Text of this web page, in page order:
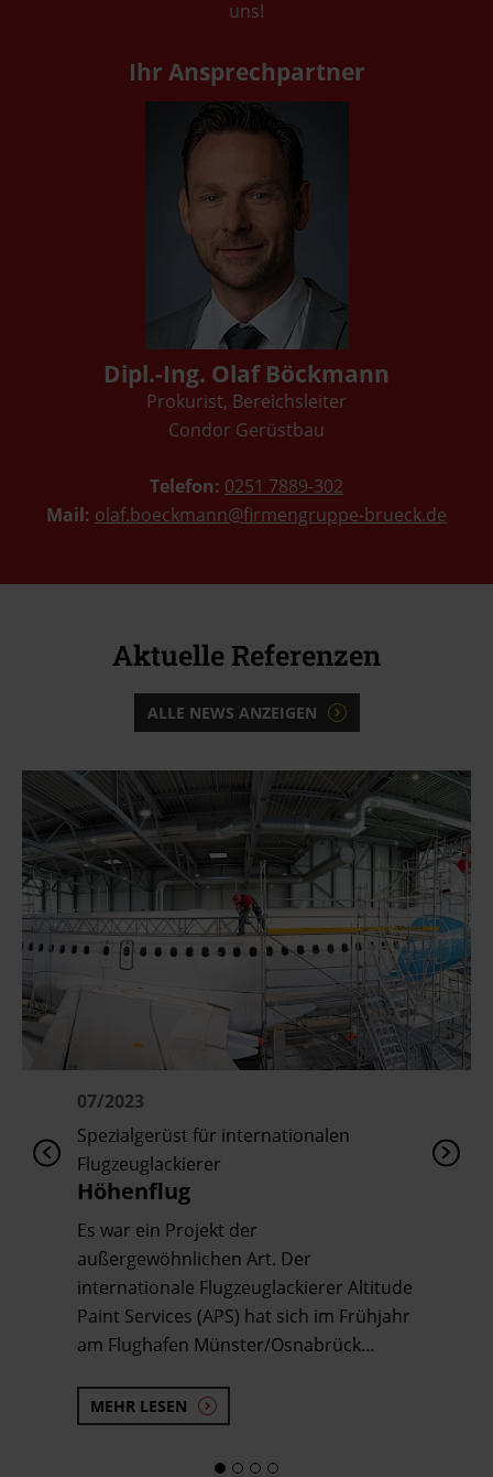
uns!
Ihr Ansprechpartner
Dipl.-Ing. Olaf Böckmann
Prokurist, Bereichsleiter
Condor Gerüstbau
Telefon: 0251 7889-302
Mail: olaf.boeckmann@firmengruppe-brueck.de
Aktuelle Referenzen
ALLE NEWS ANZEIGEN
07/2023
Spezialgerüst für internationalen
Flugzeuglackierer
Höhenflug
Es war ein Projekt der
außergewöhnlichen Art. Der
internationale Flugzeuglackierer Altitude
Paint Services (APS) hat sich im Frühjahr
am Flughafen Münster/Osnabrück…
MEHR LESEN